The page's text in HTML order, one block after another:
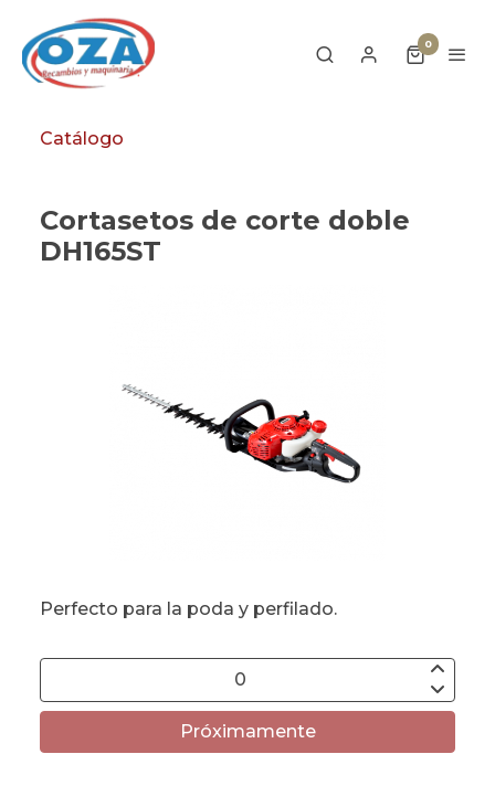
0
Catálogo
Cortasetos de corte doble
DH165ST
Perfecto para la poda y perfilado.
Próximamente